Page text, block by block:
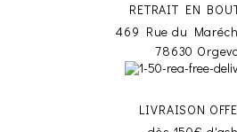
RETRAIT EN
469 Rue du
78630
LIVRAISON